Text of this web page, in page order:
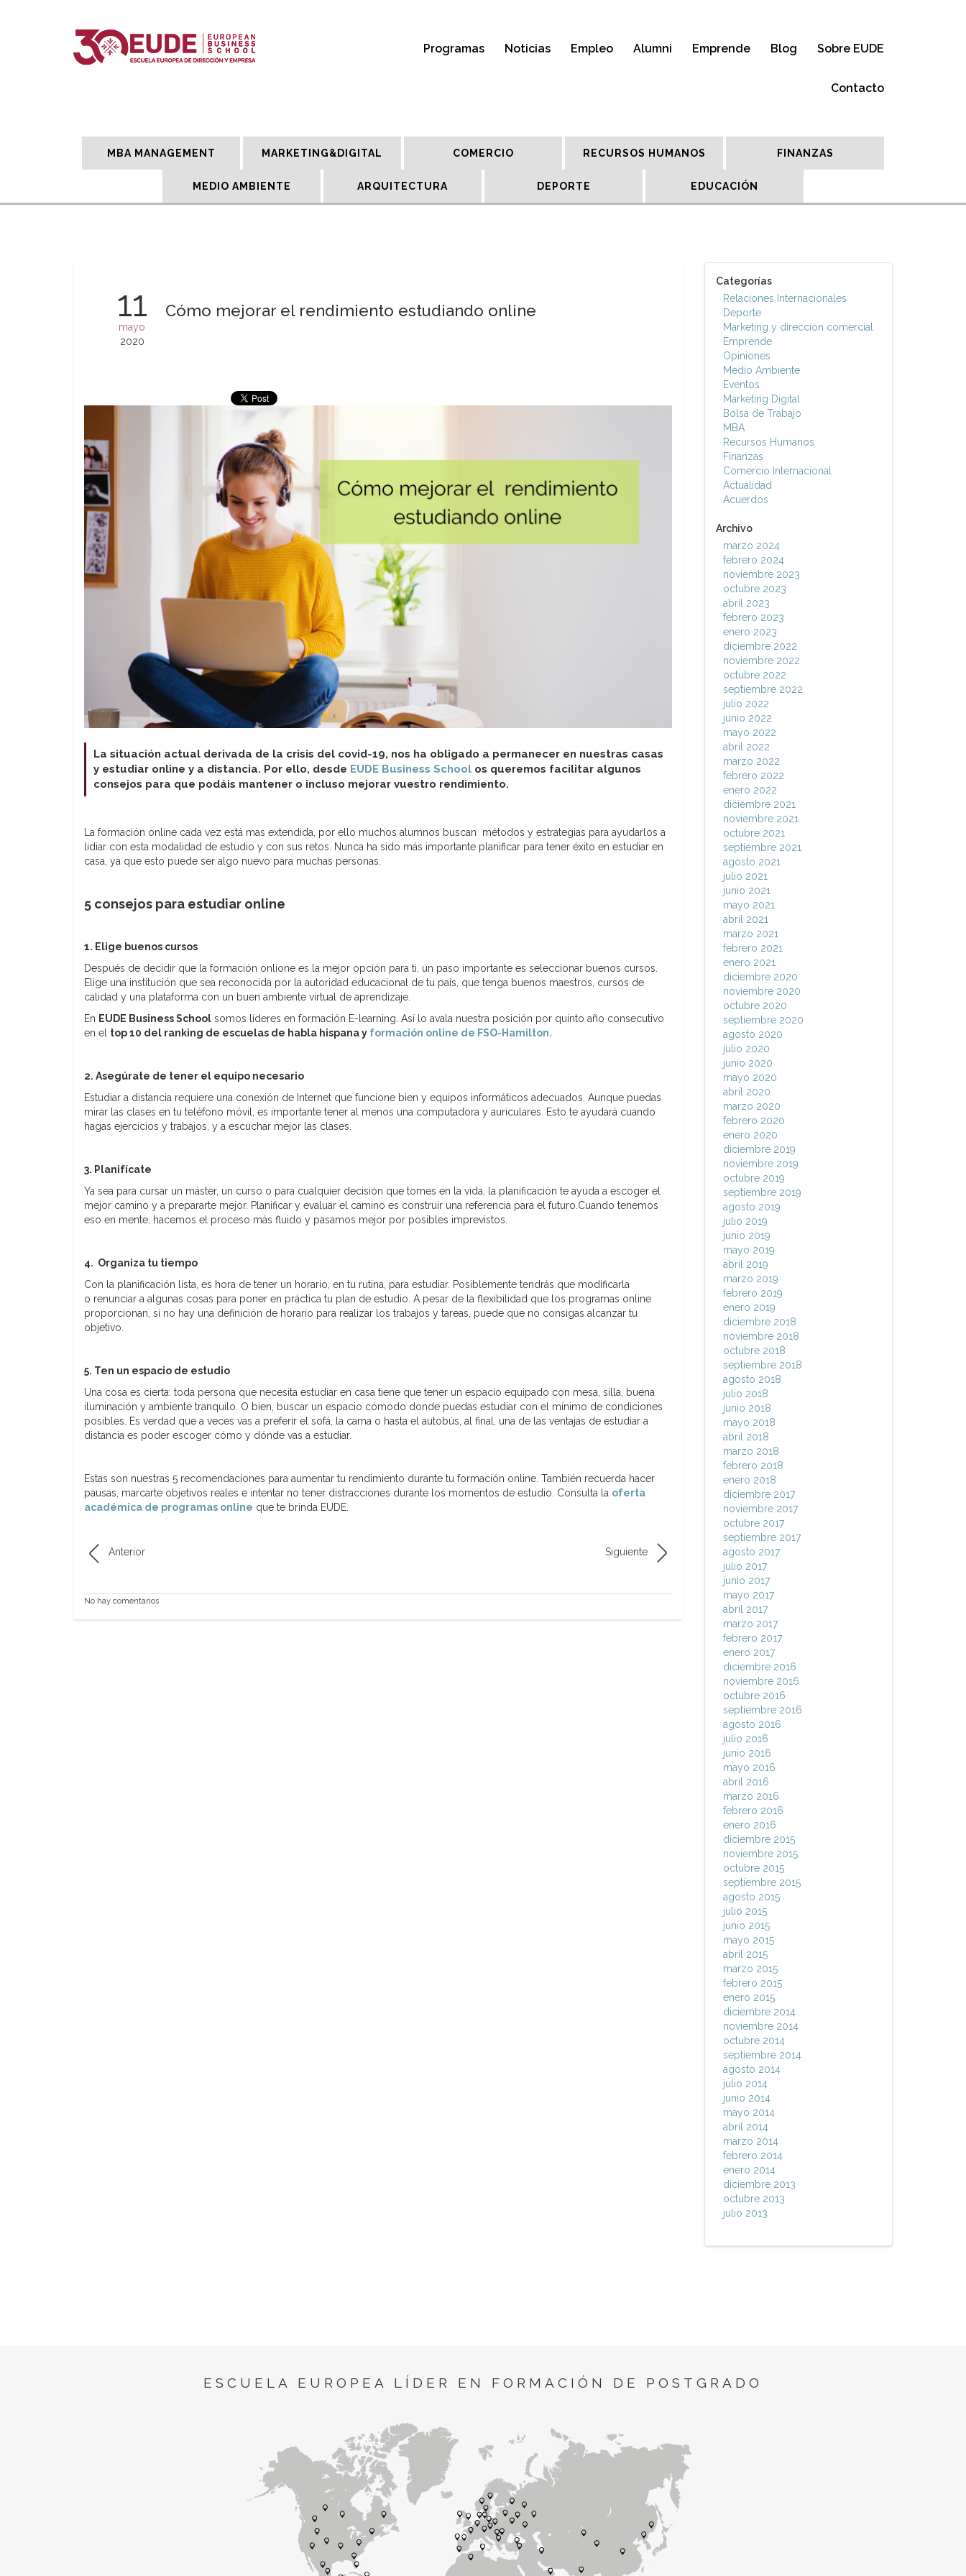
Programas Noticias Empleo Alumni Emprende Blog Sobre EUDE
Contacto
MBA MANAGEMENT MARKETING&DIGITAL COMERCIO RECURSOS HUMANOS FINANZAS
MEDIO AMBIENTE ARQUITECTURA DEPORTE EDUCACIÓN
11
mayo
2020
Cómo mejorar el rendimiento estudiando online
La situación actual derivada de la crisis del covid-19, nos ha obligado a permanecer en nuestras casas
y estudiar online y a distancia. Por ello, desde EUDE Business School os queremos facilitar algunos
consejos para que podáis mantener o incluso mejorar vuestro rendimiento.
La formación online cada vez está mas extendida, por ello muchos alumnos buscan métodos y estrategias para ayudarlos a
lidiar con esta modalidad de estudio y con sus retos. Nunca ha sido más importante planificar para tener éxito en estudiar en
casa, ya que esto puede ser algo nuevo para muchas personas.
5 consejos para estudiar online
1. Elige buenos cursos
Después de decidir que la formación onlione es la mejor opción para ti, un paso importante es seleccionar buenos cursos.
Elige una institución que sea reconocida por la autoridad educacional de tu país, que tenga buenos maestros, cursos de
calidad y una plataforma con un buen ambiente virtual de aprendizaje.
En EUDE Business School somos líderes en formación E-learning. Así lo avala nuestra posición por quinto año consecutivo
en el top 10 del ranking de escuelas de habla hispana y formación online de FSO-Hamilton.
2. Asegúrate de tener el equipo necesario
Estudiar a distancia requiere una conexión de Internet que funcione bien y equipos informáticos adecuados. Aunque puedas
mirar las clases en tu teléfono móvil, es importante tener al menos una computadora y auriculares. Esto te ayudará cuando
hagas ejercicios y trabajos, y a escuchar mejor las clases.
3. Planifícate
Ya sea para cursar un máster, un curso o para cualquier decisión que tomes en la vida, la planificación te ayuda a escoger el
mejor camino y a prepararte mejor. Planificar y evaluar el camino es construir una referencia para el futuro.Cuando tenemos
eso en mente, hacemos el proceso más fluido y pasamos mejor por posibles imprevistos.
4. Organiza tu tiempo
Con la planificación lista, es hora de tener un horario, en tu rutina, para estudiar. Posiblemente tendrás que modificarla
o renunciar a algunas cosas para poner en práctica tu plan de estudio. A pesar de la flexibilidad que los programas online
proporcionan, si no hay una definición de horario para realizar los trabajos y tareas, puede que no consigas alcanzar tu
objetivo.
5. Ten un espacio de estudio
Una cosa es cierta: toda persona que necesita estudiar en casa tiene que tener un espacio equipado con mesa, silla, buena
iluminación y ambiente tranquilo. O bien, buscar un espacio cómodo donde puedas estudiar con el mínimo de condiciones
posibles. Es verdad que a veces vas a preferir el sofá, la cama o hasta el autobús, al final, una de las ventajas de estudiar a
distancia es poder escoger cómo y dónde vas a estudiar.
Estas son nuestras 5 recomendaciones para aumentar tu rendimiento durante tu formación online. También recuerda hacer
pausas, marcarte objetivos reales e intentar no tener distracciones durante los momentos de estudio. Consulta la oferta
académica de programas online que te brinda EUDE.
Anterior Siguiente
No hay comentarios
Categorías
Relaciones Internacionales
Deporte
Marketing y dirección comercial
Emprende
Opiniones
Medio Ambiente
Eventos
Marketing Digital
Bolsa de Trabajo
MBA
Recursos Humanos
Finanzas
Comercio Internacional
Actualidad
Acuerdos
Archivo
marzo 2024
febrero 2024
noviembre 2023
octubre 2023
abril 2023
febrero 2023
enero 2023
diciembre 2022
noviembre 2022
octubre 2022
septiembre 2022
julio 2022
junio 2022
mayo 2022
abril 2022
marzo 2022
febrero 2022
enero 2022
diciembre 2021
noviembre 2021
octubre 2021
septiembre 2021
agosto 2021
julio 2021
junio 2021
mayo 2021
abril 2021
marzo 2021
febrero 2021
enero 2021
diciembre 2020
noviembre 2020
octubre 2020
septiembre 2020
agosto 2020
julio 2020
junio 2020
mayo 2020
abril 2020
marzo 2020
febrero 2020
enero 2020
diciembre 2019
noviembre 2019
octubre 2019
septiembre 2019
agosto 2019
julio 2019
junio 2019
mayo 2019
abril 2019
marzo 2019
febrero 2019
enero 2019
diciembre 2018
noviembre 2018
octubre 2018
septiembre 2018
agosto 2018
julio 2018
junio 2018
mayo 2018
abril 2018
marzo 2018
febrero 2018
enero 2018
diciembre 2017
noviembre 2017
octubre 2017
septiembre 2017
agosto 2017
julio 2017
junio 2017
mayo 2017
abril 2017
marzo 2017
febrero 2017
enero 2017
diciembre 2016
noviembre 2016
octubre 2016
septiembre 2016
agosto 2016
julio 2016
junio 2016
mayo 2016
abril 2016
marzo 2016
febrero 2016
enero 2016
diciembre 2015
noviembre 2015
octubre 2015
septiembre 2015
agosto 2015
julio 2015
junio 2015
mayo 2015
abril 2015
marzo 2015
febrero 2015
enero 2015
diciembre 2014
noviembre 2014
octubre 2014
septiembre 2014
agosto 2014
julio 2014
junio 2014
mayo 2014
abril 2014
marzo 2014
febrero 2014
enero 2014
diciembre 2013
octubre 2013
julio 2013
ESCUELA EUROPEA LÍDER EN FORMACIÓN DE POSTGRADO